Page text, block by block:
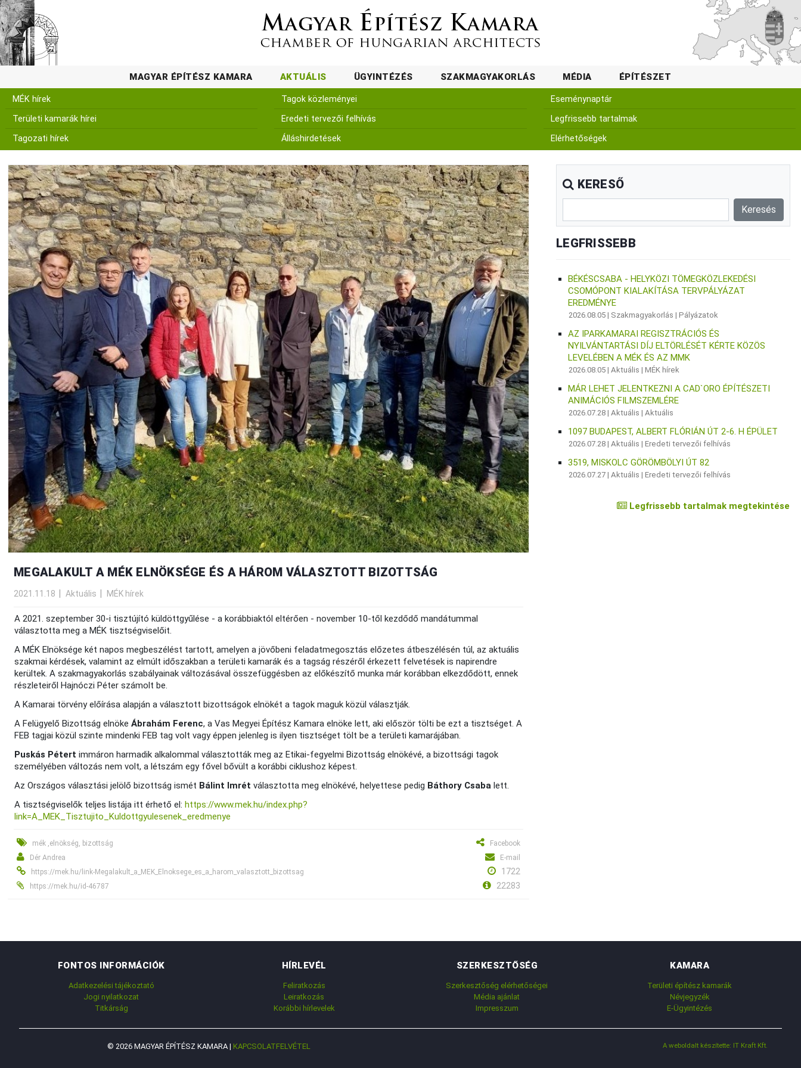
MAGYAR ÉPÍTÉSZ KAMARA AKTUÁLIS ÜGYINTÉZÉS SZAKMAGYAKORLÁS MÉDIA ÉPÍTÉSZET
MÉK hírek
Területi kamarák hírei
Tagozati hírek
Tagok közleményei
Eredeti tervezői felhívás
Álláshirdetések
Eseménynaptár
Legfrissebb tartalmak
Elérhetőségek
MEGALAKULT A MÉK ELNÖKSÉGE ÉS A HÁROM VÁLASZTOTT BIZOTTSÁG
2021.11.18 Aktuális MÉK hírek
A 2021. szeptember 30-i tisztújító küldöttgyűlése - a korábbiaktól eltérően - november 10-től kezdődő mandátummal
választotta meg a MÉK tisztségviselőit.
A MÉK Elnöksége két napos megbeszélést tartott, amelyen a jövőbeni feladatmegosztás előzetes átbeszélésén túl, az aktuális
szakmai kérdések, valamint az elmúlt időszakban a területi kamarák és a tagság részéről érkezett felvetések is napirendre
kerültek. A szakmagyakorlás szabályainak változásával összefüggésben az előkészítő munka már korábban elkezdődött, ennek
részleteiről Hajnóczi Péter számolt be.
A Kamarai törvény előírása alapján a választott bizottságok elnökét a tagok maguk közül választják.
A Felügyelő Bizottság elnökeÁbrahám Ferenc, a Vas Megyei Építész Kamara elnöke lett, aki először tölti be ezt a tisztséget. A
FEB tagjai közül szinte mindenki FEB tag volt vagy éppen jelenleg is ilyen tisztséget tölt be a területi kamarájában.
Puskás Pétert immáron harmadik alkalommal választották meg az Etikai-fegyelmi Bizottság elnökévé, a bizottsági tagok
személyében változás nem volt, a létszám egy fővel bővült a korábbi ciklushoz képest.
Az Országos választási jelölő bizottság ismét Bálint Imrét választotta meg elnökévé, helyettese pedig Báthory Csaba lett.
A tisztségviselők teljes listája itt érhető el:https://www.mek.hu/index.php?
link=A_MEK_Tisztujito_Kuldottgyulesenek_eredmenye
mék ,elnökség, bizottság
Facebook
Dér Andrea
E-mail
https://mek.hu/link-Megalakult_a_MEK_Elnoksege_es_a_harom_valasztott_bizottsag
1722
https://mek.hu/id-46787 22283
KERESŐ
LEGFRISSEBB
BÉKÉSCSABA - HELYKÖZI TÖMEGKÖZLEKEDÉSI
CSOMÓPONT KIALAKÍTÁSA TERVPÁLYÁZAT
EREDMÉNYE
2026.08.05 | Szakmagyakorlás |Pályázatok
AZ IPARKAMARAI REGISZTRÁCIÓS ÉS
NYILVÁNTARTÁSI DÍJ ELTÖRLÉSÉT KÉRTE KÖZÖS
LEVELÉBEN A MÉK ÉS AZ MMK
2026.08.05 |Aktuális |MÉK hírek
MÁR LEHET JELENTKEZNI A CAD`ORO ÉPÍTÉSZETI
ANIMÁCIÓS FILMSZEMLÉRE
2026.07.28 |Aktuális |Aktuális
1097 BUDAPEST, ALBERT FLÓRIÁN ÚT 2-6. H ÉPÜLET
2026.07.28 |Aktuális |Eredeti tervezői felhívás
3519, MISKOLC GÖRÖMBÖLYI ÚT 82
2026.07.27 |Aktuális |Eredeti tervezői felhívás
Legfrissebb tartalmak megtekintése
FONTOS INFORMÁCIÓK
Adatkezelési tájékoztató
Jogi nyilatkozat
Titkárság
HÍRLEVÉL
Feliratkozás
Leiratkozás
Korábbi hírlevelek
SZERKESZTŐSÉG
Szerkesztőség elérhetőségei
Média ajánlat
Impresszum
KAMARA
Területi építész kamarák
Névjegyzék
E-Ügyintézés
© 2026 MAGYAR ÉPÍTÉSZ KAMARA | KAPCSOLATFELVÉTEL A weboldalt készítette: IT Kraft Kft.